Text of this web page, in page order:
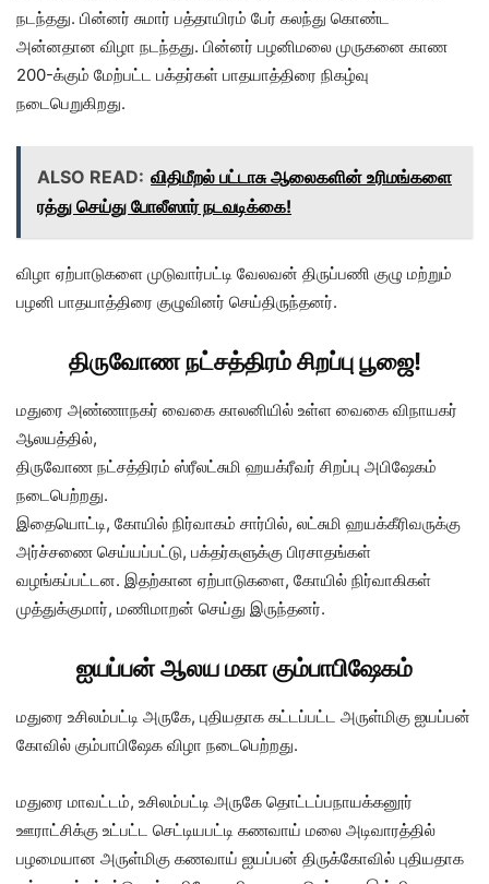
நடந்தது. பின்னர் சுமார் பத்தாயிரம் பேர் கலந்து கொண்ட
அன்னதான விழா நடந்தது. பின்னர் பழனிமலை முருகனை காண
200-க்கும் மேற்பட்ட பக்தர்கள் பாதயாத்திரை நிகழ்வு
நடைபெறுகிறது.
ALSO READ: விதிமீறல் பட்டாசு ஆலைகளின் உரிமங்களை
ரத்து செய்து போலீஸார் நடவடிக்கை!
விழா ஏற்பாடுகளை முடுவார்பட்டி வேலவன் திருப்பணி குழு மற்றும்
பழனி பாதயாத்திரை குழுவினர் செய்திருந்தனர்.
திருவோண நட்சத்திரம் சிறப்பு பூஜை!
மதுரை அண்ணாநகர் வைகை காலனியில் உள்ள வைகை விநாயகர்
ஆலயத்தில்,
திருவோண நட்சத்திரம் ஸ்ரீலட்சுமி ஹயக்ரீவர் சிறப்பு அபிஷேகம்
நடைபெற்றது.
இதையொட்டி, கோயில் நிர்வாகம் சார்பில், லட்சுமி ஹயக்கீரிவருக்கு
அர்ச்சணை செய்யப்பட்டு, பக்தர்களுக்கு பிரசாதங்கள்
வழங்கப்பட்டன. இதற்கான ஏற்பாடுகளை, கோயில் நிர்வாகிகள்
முத்துக்குமார், மணிமாறன் செய்து இருந்தனர்.
ஐயப்பன் ஆலய மகா கும்பாபிஷேகம்
மதுரை உசிலம்பட்டி அருகே, புதியதாக கட்டப்பட்ட அருள்மிகு ஐயப்பன்
கோவில் கும்பாபிஷேக விழா நடைபெற்றது.
மதுரை மாவட்டம், உசிலம்பட்டி அருகே தொட்டப்பநாயக்கனூர்
ஊராட்சிக்கு உட்பட்ட செட்டியபட்டி கணவாய் மலை அடிவாரத்தில்
பழமையான அருள்மிகு கணவாய் ஐயப்பன் திருக்கோவில் புதியதாக